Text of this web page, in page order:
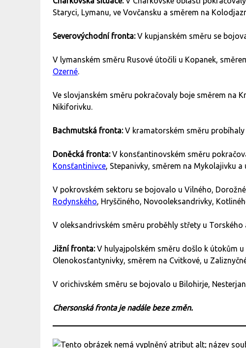
Staryci, Lymanu, ve Vovčansku a směrem na
Severovýchodní fronta:V kupjanském směru se
V lymanském směru Rusové útočili u Kopanek,
Ozerné.
Ve slovjanském směru pokračovaly boje směrem na
Nikiforivku.
Bachmutská fronta:V kramatorském směru
Doněcká fronta:V konsťantinovském směru
Konsťantinivce, Stepanivky, směrem na Mykolajivku a
V pokrovském sektoru se bojovalo u Vilného,
Rodynského, Hryščiného, Novooleksandrivky,
V oleksandrivském směru proběhly střety u Torského
Jižní fronta:V hulyajpolském směru došlo k útokům
Olenokosťantynivky, směrem na Cvitkové, u
V orichivském směru se bojovalo u Bilohirje,
Chersonská fronta je nadále beze změn.